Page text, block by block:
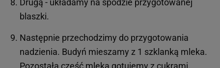
Drugą - układamy na spodzie przygotowanej
blaszki.
Następnie przechodzimy do przygotowania
nadzienia. Budyń mieszamy z 1 szklanką mleka.
Pozostałą część mleka gotujemy z cukrami.